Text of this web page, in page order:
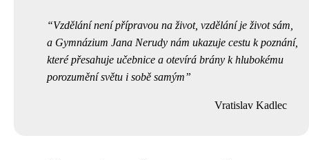
Vzdělání není přípravou na život, vzdělání je život sám,
a Gymnázium Jana Nerudy nám ukazuje cestu k poznání,
které přesahuje učebnice a otevírá brány k hlubokému
porozumění světu i sobě samým
Vratislav Kadlec